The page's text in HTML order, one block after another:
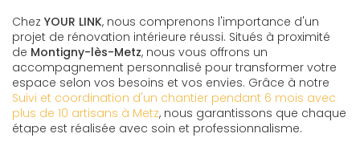
Chez YOUR LINK, nous comprenons l'importance d'un
projet de rénovation intérieure réussi. Situés à proximité
de Montigny-lès-Metz, nous vous offrons un
accompagnement personnalisé pour transformer votre
espace selon vos besoins et vos envies. Grâce à notre
Suivi et coordination d'un chantier pendant 6 mois avec
plus de 10 artisans à Metz, nous garantissons que chaque
étape est réalisée avec soin et professionnalisme.